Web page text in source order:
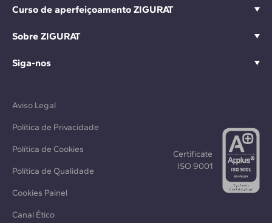
Curso de aperfeiçoamento ZIGURAT
Sobre ZIGURAT
Siga-nos
Aviso Legal
Política de Privacidade
Política de Cookies
Política de Qualidade
Cookies Painel
Canal Ético
Certificate
ISO 9001